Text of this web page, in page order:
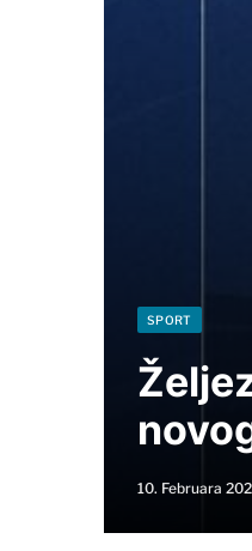
SPORT
10. Februara